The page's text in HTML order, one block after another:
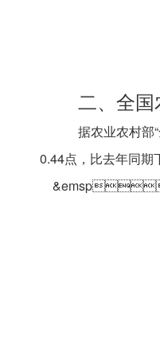
二、全国
据农业农村部“
0.44点，比去年同期
&emsp;本